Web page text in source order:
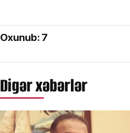
Oxunub: 7
Digər xəbərlər